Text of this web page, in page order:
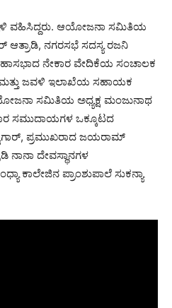
ವಹಿಸಿದ್ದರು. ಆಯೋಜನಾ ಸಮಿತಿಯ
ಆತ್ರಾಡಿ, ನಗರಸಭೆ ಸದಸ್ಯ ರಜನಿ
ನೇಕಾರ ವೇದಿಕೆಯ ಸಂಚಾಲಕ
ಮತ್ತು ಜವಳಿ ಇಲಾಖೆಯ ಸಹಾಯಕ
ಸಮಿತಿಯ ಅಧ್ಯಕ್ಷ ಮಂಜುನಾಥ
ಸಮುದಾಯಗಳ ಒಕ್ಕೂಟದ
ಪ್ರಮುಖರಾದ ಜಯರಾಮ್
ನಾನಾ ದೇವಸ್ಥಾನಗಳ
ಕಾಲೇಜಿನ ಪ್ರಾಂಶುಪಾಲೆ ಸುಕನ್ಯಾ